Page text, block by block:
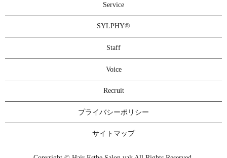
Service
SYLPHY®
Staff
Voice
Recruit
プライバシーポリシー
サイトマップ